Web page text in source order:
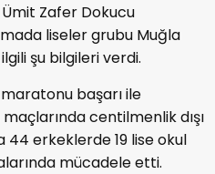
Zafer Dokucu
liseler grubu Muğla
şu bilgileri verdi.
başarı ile
centilmenlik dışı
44 erkeklerde 19 lise okul
mücadele etti.